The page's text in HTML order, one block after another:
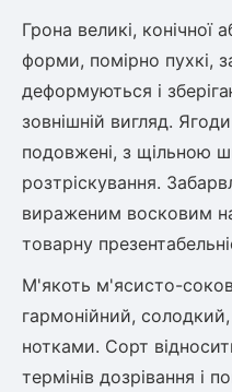
Кизил
Диплоидная
Азіатська груша
Багаторічні
Молодило
М'ята
Лаванда
Бамбук
Пряні трави
Очиток (седум)
Барвінок
Чемерник
Рослини що
Грона великі, конічної
форми, помірно пухкі,
деформуються і
зовнішній вигляд.
подовжені, з щільною
розтріскування.
вираженим восковим
товарну
М'якоть м'ясисто-
гармонійний,
нотками. Сорт
термінів дозрівання і